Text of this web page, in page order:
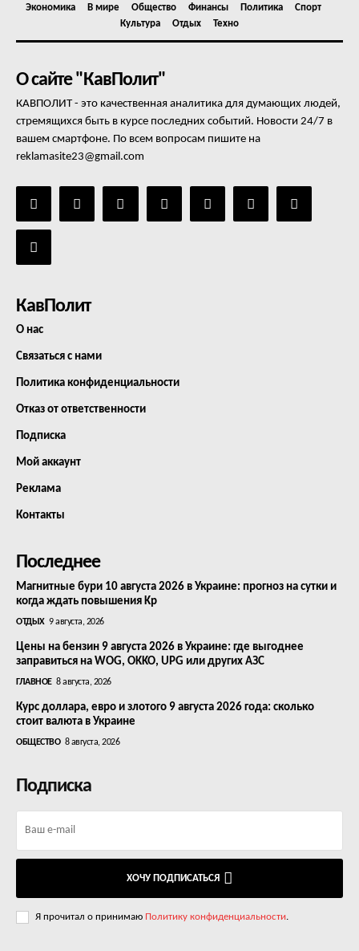
Экономика В мире Общество Финансы Политика
Спорт
Культура
Отдых Техно
О сайте "КавПолит"
КАВПОЛИТ - это качественная аналитика для думающих людей,
стремящихся быть в курсе последних событий. Новости 24/7 в
вашем смартфоне. По всем вопросам пишите на
reklamasite23@gmail.com
КавПолит
О нас
Связаться с нами
Политика конфиденциальности
Отказ от ответственности
Подписка
Мой аккаунт
Реклама
Контакты
Последнее
Магнитные бури 10 августа 2026 в Украине: прогноз на сутки и
когда ждать повышения Kp
ОТДЫХ 9 августа, 2026
Цены на бензин 9 августа 2026 в Украине: где выгоднее
заправиться на WOG, OKKO, UPG или других АЗС
ГЛАВНОЕ 8 августа, 2026
Курс доллара, евро и злотого 9 августа 2026 года: сколько
стоит валюта в Украине
ОБЩЕСТВО 8 августа, 2026
Подписка
ХОЧУ ПОДПИСАТЬСЯ
Я прочитал о принимаю Политику конфиденциальности.